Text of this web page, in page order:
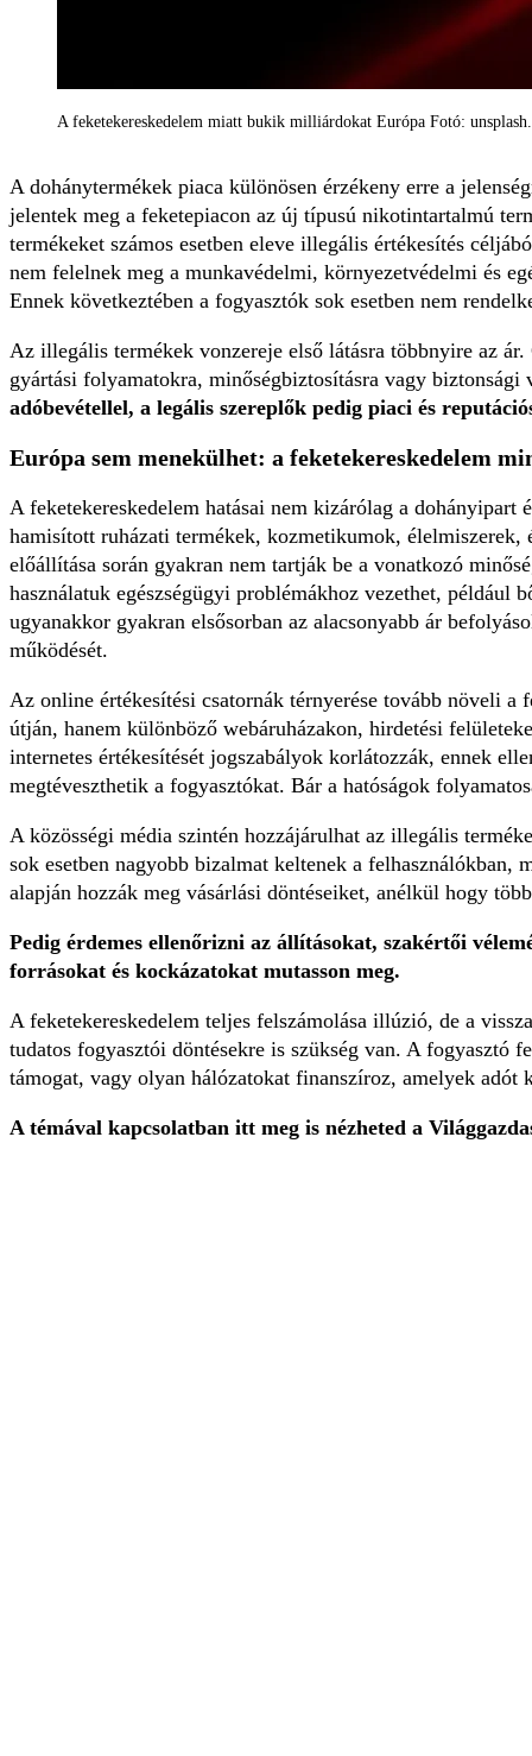
A feketekereskedelem miatt bukik milliárdokat Európa Fotó:
A dohánytermékek piaca különösen érzékeny erre a
jelentek meg a feketepiacon az új típusú nikotintartalmú
termékeket számos esetben eleve illegális értékesítés
nem felelnek meg a munkavédelmi, környezetvédelmi és
Ennek következtében a fogyasztók sok esetben nem
Az illegális termékek vonzereje első látásra többnyire az
gyártási folyamatokra, minőségbiztosításra vagy
adóbevétellel, a legális szereplők pedig piaci és
Európa sem menekülhet: a feketekereskedelem
A feketekereskedelem hatásai nem kizárólag a
hamisított ruházati termékek, kozmetikumok, élelmiszerek,
előállítása során gyakran nem tartják be a vonatkozó
használatuk egészségügyi problémákhoz vezethet, például
ugyanakkor gyakran elsősorban az alacsonyabb ár
működését.
Az online értékesítési csatornák térnyerése tovább növeli a
útján, hanem különböző webáruházakon, hirdetési
internetes értékesítését jogszabályok korlátozzák, ennek
megtéveszthetik a fogyasztókat. Bár a hatóságok
A közösségi média szintén hozzájárulhat az illegális
sok esetben nagyobb bizalmat keltenek a
alapján hozzák meg vásárlási döntéseiket, anélkül hogy
Pedig érdemes ellenőrizni az állításokat, szakértői
forrásokat és kockázatokat mutasson meg.
A feketekereskedelem teljes felszámolása illúzió, de a
tudatos fogyasztói döntésekre is szükség van. A fogyasztó
támogat, vagy olyan hálózatokat finanszíroz, amelyek
A témával kapcsolatban itt meg is nézheted a